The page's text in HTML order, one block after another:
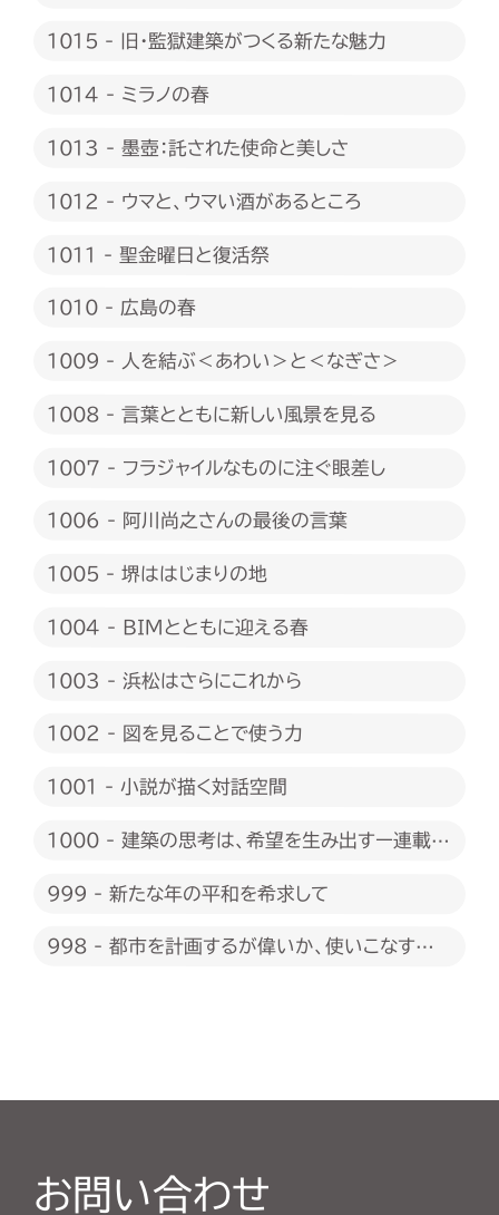
1015 - 旧・監獄建築がつくる新たな魅力
1014 - ミラノの春
1013 - 墨壺：託された使命と美しさ
1012 - ウマと、ウマい酒があるところ
1011 - 聖金曜日と復活祭
1010 - 広島の春
1009 - 人を結ぶ＜あわい＞と＜なぎさ＞
1008 - 言葉とともに新しい風景を見る
1007 - フラジャイルなものに注ぐ眼差し
1006 - 阿川尚之さんの最後の言葉
1005 - 堺ははじまりの地
1004 - BIMとともに迎える春
1003 - 浜松はさらにこれから
1002 - 図を見ることで使う力
1001 - 小説が描く対話空間
1000 - 建築の思考は、希望を生み出すー連載
999 - 新たな年の平和を希求して
998 - 都市を計画するが偉いか、使いこなすが
お問い合わせ